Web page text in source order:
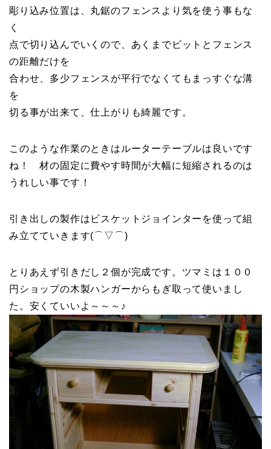
彫り込み位置は、丸鋸のフェンスより気を使う事もな
く
点で切り込んでいくので、あくまでビットとフェンス
の距離だけを
合わせ、多少フェンスが平行でなくてもまっすぐな溝
を
切る事が出来て、仕上がりも綺麗です。
このような作業のときはルーターテーブルは良いです
ね！ 材の固定に費やす時間が大幅に短縮されるのは
うれしい事です！
引き出しの製作はビスケットジョインターを使って組
み立てていきます(⌒▽⌒)
とりあえず引きだし２個が完成です。ツマミは１００
円ショップの木製ハンガーからもぎ取って使いまし
た。安くていいよ～～～♪